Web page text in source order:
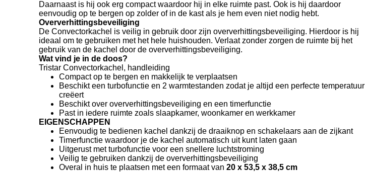
Daarnaast is hij ook erg compact waardoor hij in elke ruimte past. Ook is hij daardoor
eenvoudig op te bergen op zolder of in de kast als je hem even niet nodig hebt.
Oververhittingsbeveiliging
De Convectorkachel is veilig in gebruik door zijn oververhittingsbeveiliging. Hierdoor is hij
ideaal om te gebruiken met het hele huishouden. Verlaat zonder zorgen de ruimte bij het
gebruik van de kachel door de oververhittingsbeveiliging.
Wat vind je in de doos?
Tristar Convectorkachel, handleiding
Compact op te bergen en makkelijk te verplaatsen
Beschikt een turbofunctie en 2 warmtestanden zodat je altijd een perfecte temperatuur
creëert
Beschikt over oververhittingsbeveiliging en een timerfunctie
Past in iedere ruimte zoals slaapkamer, woonkamer en werkkamer
EIGENSCHAPPEN
Eenvoudig te bedienen kachel dankzij de draaiknop en schakelaars aan de zijkant
Timerfunctie waardoor je de kachel automatisch uit kunt laten gaan
Uitgerust met turbofunctie voor een snellere luchtstroming
Veilig te gebruiken dankzij de oververhittingsbeveiliging
Overal in huis te plaatsen met een formaat van 20 x 53,5 x 38,5 cm